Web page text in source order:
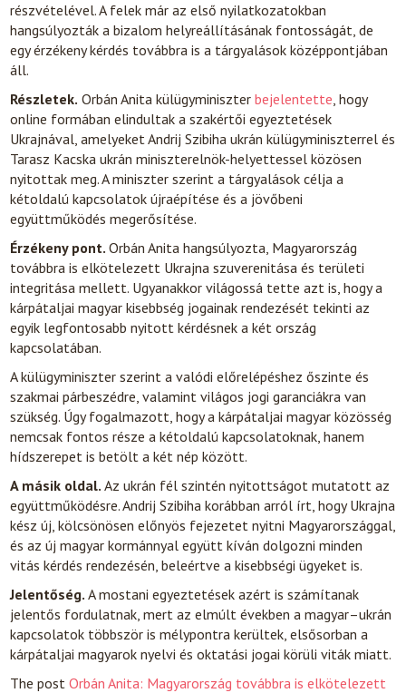
részvételével. A felek már az első nyilatkozatokban
hangsúlyozták a bizalom helyreállításának fontosságát, de
egy érzékeny kérdés továbbra is a tárgyalások középpontjában
áll.
Részletek. Orbán Anita külügyminiszterbejelentette, hogy
online formában elindultak a szakértői egyeztetések
Ukrajnával, amelyeket Andrij Szibiha ukrán külügyminiszterrel és
Tarasz Kacska ukrán miniszterelnök-helyettessel közösen
nyitottak meg. A miniszter szerint a tárgyalások célja a
kétoldalú kapcsolatok újraépítése és a jövőbeni
együttműködés megerősítése.
Érzékeny pont.Orbán Anita hangsúlyozta, Magyarország
továbbra is elkötelezett Ukrajna szuverenitása és területi
integritása mellett. Ugyanakkor világossá tette azt is, hogy a
kárpátaljai magyar kisebbség jogainak rendezését tekinti az
egyik legfontosabb nyitott kérdésnek a két ország
kapcsolatában.
A külügyminiszter szerint a valódi előrelépéshez őszinte és
szakmai párbeszédre, valamint világos jogi garanciákra van
szükség. Úgy fogalmazott, hogy a kárpátaljai magyar közösség
nemcsak fontos része a kétoldalú kapcsolatoknak, hanem
hídszerepet is betölt a két nép között.
A másik oldal. Az ukrán fél szintén nyitottságot mutatott az
együttműködésre. Andrij Szibiha korábban arról írt, hogy Ukrajna
kész új, kölcsönösen előnyös fejezetet nyitni Magyarországgal,
és az új magyar kormánnyal együtt kíván dolgozni minden
vitás kérdés rendezésén, beleértve a kisebbségi ügyeket is.
Jelentőség.A mostani egyeztetések azért is számítanak
jelentős fordulatnak, mert az elmúlt években a magyar–ukrán
kapcsolatok többször is mélypontra kerültek, elsősorban a
kárpátaljai magyarok nyelvi és oktatási jogai körüli viták miatt.
The postOrbán Anita: Magyarország továbbra is elkötelezett